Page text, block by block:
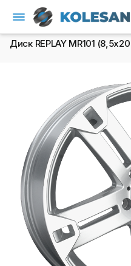
Диск REPLAY MR101